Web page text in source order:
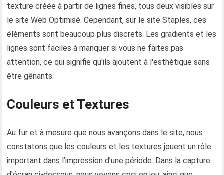
texture créée à partir de lignes fines, tous deux visibles sur
le site Web Optimisé. Cependant, sur le site Staples, ces
éléments sont beaucoup plus discrets. Les gradients et les
lignes sont faciles à manquer si vous ne faites pas
attention, ce qui signifie qu'ils ajoutent à l'esthétique sans
être gênants.
Couleurs et Textures
Au fur et à mesure que nous avançons dans le site, nous
constatons que les couleurs et les textures jouent un rôle
important dans l’impression d’une période. Dans la capture